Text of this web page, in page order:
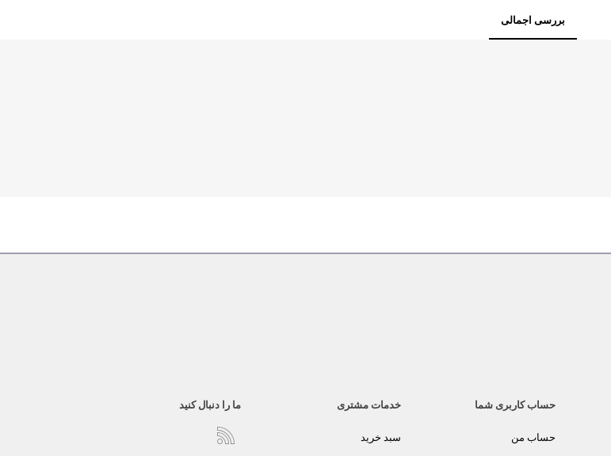
بررسی اجمالی
حساب کاربری شما
حساب من
خدمات مشتری
سبد خرید
ما را دنبال کنید